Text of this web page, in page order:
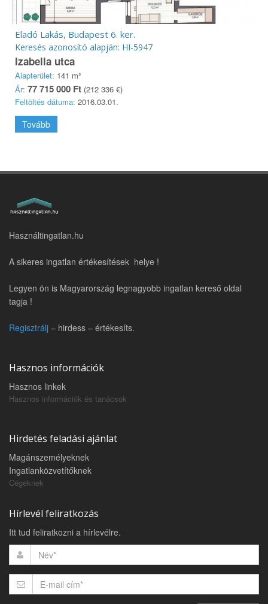
Eladó Lakás, Budapest 6. ker.
Keresés azonosító alapján: HI-5947
Izabella utca
Alapterület: 141 m²
Ár: 77 715 000 Ft (212 336 €)
Feltöltés dátuma: 2016.03.01.
Tovább
Használtingatlan.hu
A sikeres ingatlan értékesítések helye !
Legyen ön is Magyarország legnagyobb ingatlan kereső oldal
tagja !
Regisztrálj – hirdess – értékesíts.
Hasznos információk
Hasznos linkek
Hasznos információk és tanácsok
Hirdetés feladási ajánlat
Magánszemélyeknek
Ingatlanközvetítőknek
Cégeknek
Hírlevél feliratkozás
Itt tud feliratkozni a hírlevélre.